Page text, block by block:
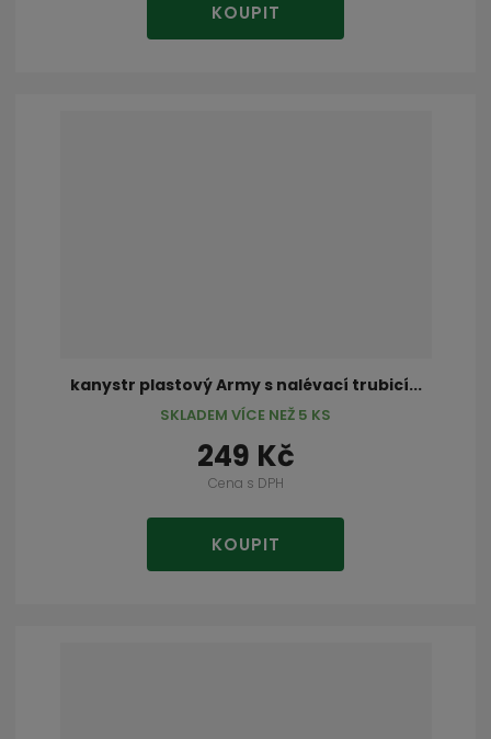
KOUPIT
kanystr plastový Army s nalévací trubicí...
249 Kč
Cena s DPH
KOUPIT
SKLADEM VÍCE NEŽ 5 KS